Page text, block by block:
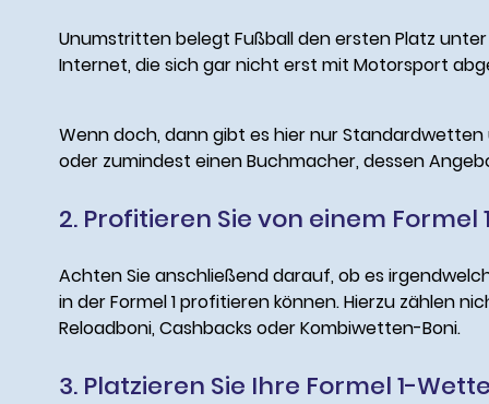
Unumstritten belegt Fußball den ersten Platz
Internet, die sich gar nicht erst mit Motorsport
Wenn doch, dann gibt es hier nur
oder zumindest einen Buchmacher, dessen
2. Profitieren Sie von einem
Achten Sie anschließend darauf, ob es
in der Formel 1 profitieren können. Hierzu zählen
Reloadboni, Cashbacks oder Kombiwetten-Boni.
3. Platzieren Sie Ihre Formel 1-